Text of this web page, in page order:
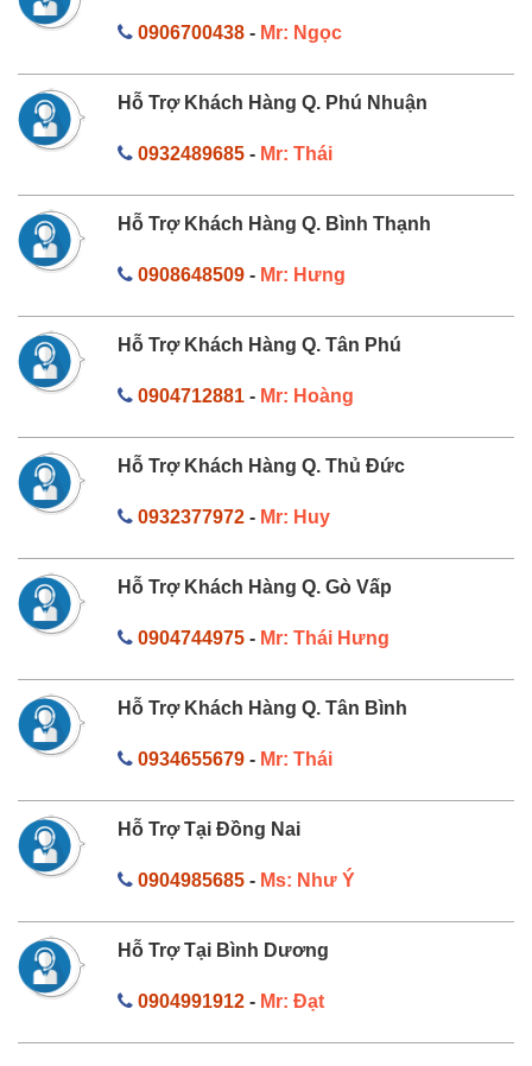
0906700438- Mr: Ngọc
Hỗ Trợ Khách Hàng Q. Phú Nhuận
0932489685- Mr: Thái
Hỗ Trợ Khách Hàng Q. Bình Thạnh
0908648509- Mr: Hưng
Hỗ Trợ Khách Hàng Q. Tân Phú
0904712881- Mr: Hoàng
Hỗ Trợ Khách Hàng Q. Thủ Đức
0932377972- Mr: Huy
Hỗ Trợ Khách Hàng Q. Gò Vấp
0904744975- Mr: Thái Hưng
Hỗ Trợ Khách Hàng Q. Tân Bình
0934655679- Mr: Thái
Hỗ Trợ Tại Đồng Nai
0904985685- Ms: Như Ý
Hỗ Trợ Tại Bình Dương
0904991912- Mr: Đạt